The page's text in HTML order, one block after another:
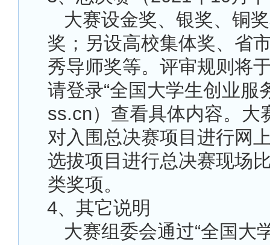
大赛设金奖、银奖、铜
奖；另设高校集体奖、省
秀导师奖等。评审规则将
请登录“全国大学生创业服
ss.cn）查看具体内容。大
对入围总决赛项目进行网
选拔项目进行总决赛现场
类奖项。
4、其它说明
大赛组委会通过“全国大